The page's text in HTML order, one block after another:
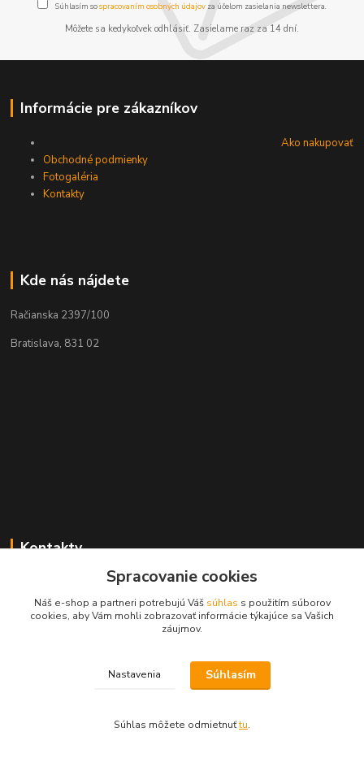
Súhlasím sospracovaním osobných údajov za účelom zasielania newslettera.
Môžete sa kedykoľvek odhlásiť. Zasielame raz za 14 dní.
Informácie pre zákazníkov
Ako nakupovať
Obchodné podmienky
Fotogaléria
Kontakty
Kde nás nájdete
Račianska 2397/100
Bratislava, 831 02
Kontakty
Zákaznícka podpora MADPARTS
+421 903 566 139
(Po-Pia, 8-17 hod.), (So 8-11 hod.)
Spracovanie cookies
Náš e-shop a partneri potrebujú Váš súhlas s použitím súborov
cookies, aby Vám mohli zobrazovať informácie týkajúce sa Vašich
záujmov.
Nastavenia Súhlasím
Súhlas môžete odmietnuťtu.